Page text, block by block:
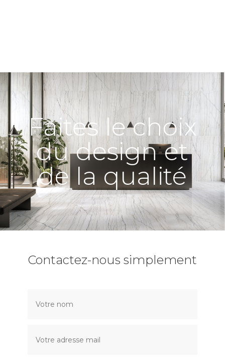
Faites le choix
du design et
de la qualité
Contactez-nous simplement